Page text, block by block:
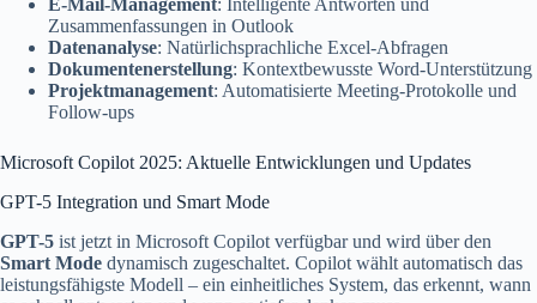
E-Mail-Management: Intelligente Antworten und
Zusammenfassungen in Outlook
Datenanalyse: Natürlichsprachliche Excel-Abfragen
Dokumentenerstellung: Kontextbewusste Word-Unterstützung
Projektmanagement: Automatisierte Meeting-Protokolle und
Follow-ups
Microsoft Copilot 2025: Aktuelle Entwicklungen und Updates
GPT-5 Integration und Smart Mode
GPT-5 ist jetzt in Microsoft Copilot verfügbar und wird über den
Smart Mode dynamisch zugeschaltet. Copilot wählt automatisch das
leistungsfähigste Modell – ein einheitliches System, das erkennt, wann